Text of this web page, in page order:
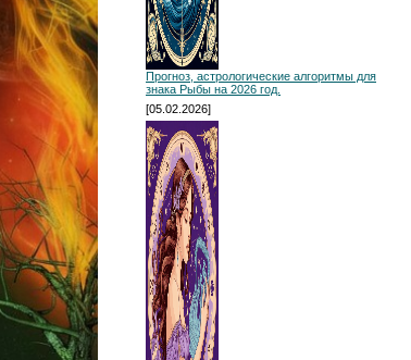
Прогноз, астрологические алгоритмы для
знака Рыбы на 2026 год.
[05.02.2026]